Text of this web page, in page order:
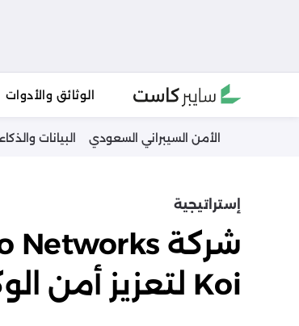
الوثائق والأدوات
الأمن السيبراني السعودي البيانات
إستراتيجية
Koi لتعزيز أمن الوكلاء الذكيين